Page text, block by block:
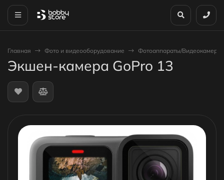
Главная Фото и видеооборудование Фотоаппараты/Видеокамеры
Экшен-камера GoPro 13